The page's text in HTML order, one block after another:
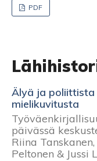
PDF
Älyä ja poliittista
mielikuvitusta
päivässä
Riina
Peltonen & Jussi